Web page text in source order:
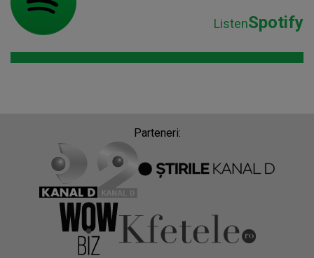
ListenSpotify
Parteneri: